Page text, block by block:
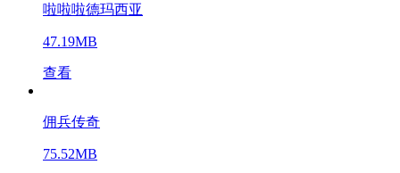
啦啦啦德玛西亚
47.19MB
查看
佣兵传奇
75.52MB